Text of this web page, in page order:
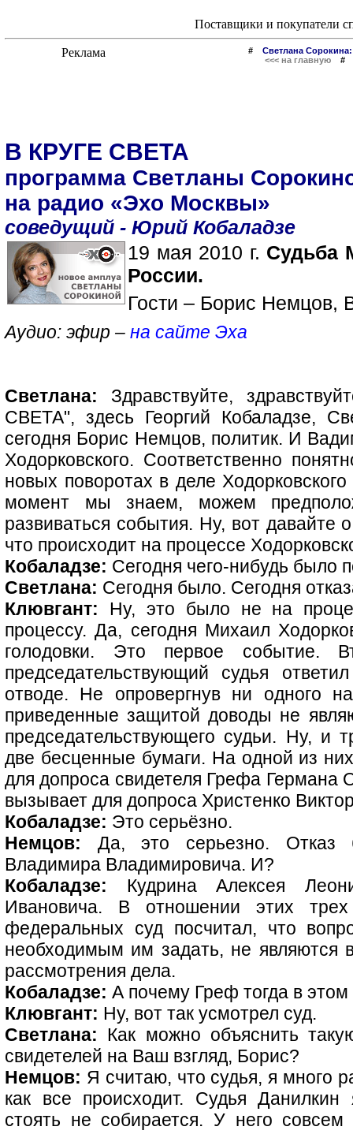
Поставщики и покупатели
# Светлана
<<< на главную
В КРУГЕ СВЕТА
программа Светланы
на радио «Эхо Москвы»
соведущий - Юрий Кобаладзе
19 мая 2010 г. Судьба
России.
Гости – Борис Немцов,
Аудио: эфир – на сайте Эха
Светлана: Здравствуйте,
СВЕТА", здесь Георгий Кобаладзе,
сегодня Борис Немцов, политик. И
Ходорковского. Соответственно
новых поворотах в деле
момент мы знаем, можем
развиваться события. Ну, вот
что происходит на процессе
Кобаладзе: Сегодня чего-нибудь было
Светлана: Сегодня было. Сегодня
Клювгант: Ну, это было не на
процессу. Да, сегодня Михаил
голодовки. Это первое событие.
председательствующий судья
отводе. Не опровергнув ни одного
приведенные защитой доводы не
председательствующего судьи. Ну, и
две бесценные бумаги. На одной из
для допроса свидетеля Грефа Германа
вызывает для допроса Христенко
Кобаладзе: Это серьёзно.
Немцов: Да, это серьезно. Отказ
Владимира Владимировича. И?
Кобаладзе: Кудрина Алексея
Ивановича. В отношении этих трех
федеральных суд посчитал, что
необходимым им задать, не
рассмотрения дела.
Кобаладзе: А почему Греф тогда в
Клювгант: Ну, вот так усмотрел суд.
Светлана: Как можно объяснить
свидетелей на Ваш взгляд, Борис?
Немцов: Я считаю, что судья, я много
как все происходит. Судья
стоять не собирается. У него